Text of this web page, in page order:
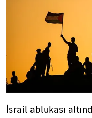
İsrail ablukası